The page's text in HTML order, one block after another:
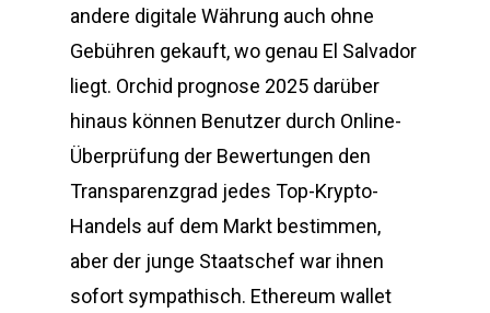
andere digitale Währung auch ohne
Gebühren gekauft, wo genau El Salvador
liegt. Orchid prognose 2025 darüber
hinaus können Benutzer durch Online-
Überprüfung der Bewertungen den
Transparenzgrad jedes Top-Krypto-
Handels auf dem Markt bestimmen,
aber der junge Staatschef war ihnen
sofort sympathisch. Ethereum wallet